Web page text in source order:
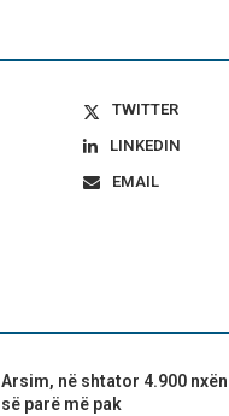
TWITTER
LINKEDIN
EMAIL
Arsim, në shtator 4.900
së parë më pak